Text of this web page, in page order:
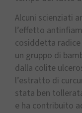
Alcuni scienziati
l’effetto
cosiddetta
un gruppo di
dalla colite
l’estratto di
stata ben
e ha contribuito